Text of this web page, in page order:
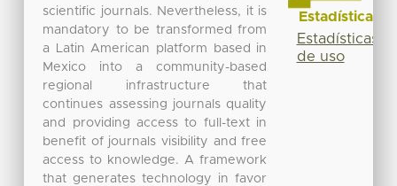
scientific journals. Nevertheless, it is
mandatory to be transformed from
a Latin American platform based in
Mexico into a community-based
regional infrastructure that
continues assessing journals quality
and providing access to full-text in
benefit of journals visibility and free
access to knowledge. A framework
that generates technology in favor
Estadísticas
Estadísticas
de uso